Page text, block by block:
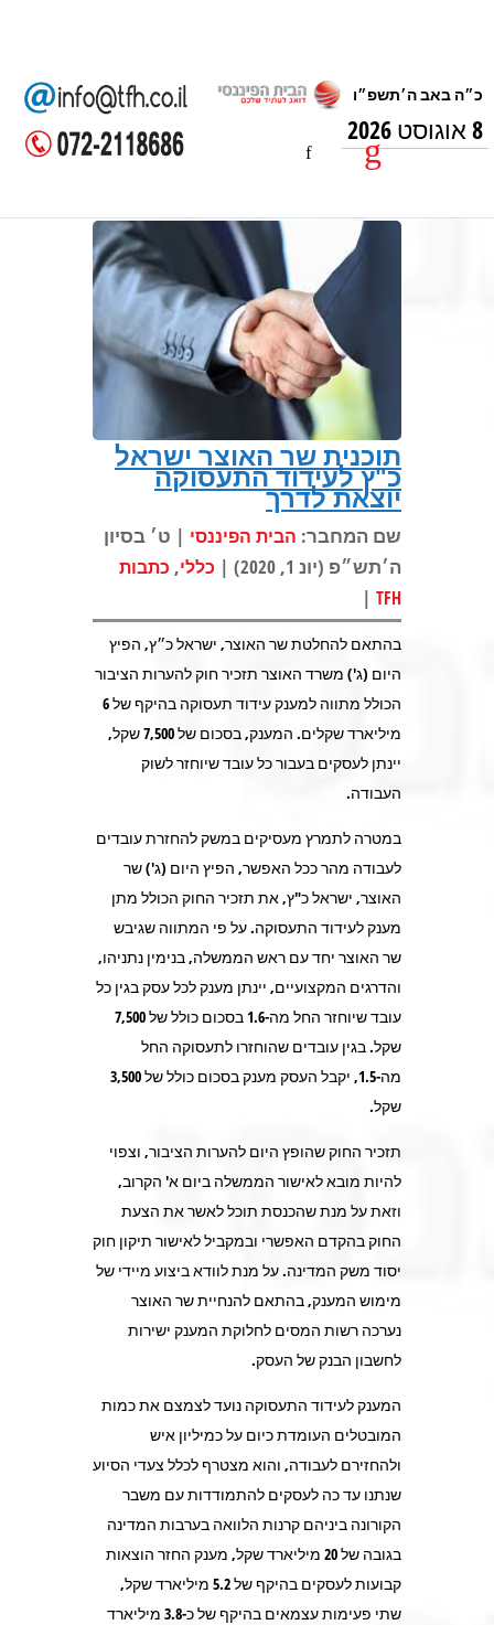
8 אוגוסט 2026
תוכנית שר האוצר ישראל
כ"ץ לעידוד התעסוקה
יוצאת לדרך
שם המחבר: הבית הפיננסי | ט׳ בסיון
ה׳תש״פ (יונ 1, 2020) |
כללי, כתבות
TFH
|
בהתאם להחלטת שר האוצר, ישראל כ״ץ, הפיץ
היום (ג') משרד האוצר תזכיר חוק להערות הציבור
הכולל מתווה למענק עידוד תעסוקה בהיקף של 6
מיליארד שקלים. המענק, בסכום של 7,500 שקל,
יינתן לעסקים בעבור כל עובד שיוחזר לשוק
העבודה.
במטרה לתמרץ מעסיקים במשק להחזרת עובדים
לעבודה מהר ככל האפשר, הפיץ היום (ג') שר
האוצר, ישראל כ"ץ, את תזכיר החוק הכולל מתן
מענק לעידוד התעסוקה. על פי המתווה שגיבש
שר האוצר יחד עם ראש הממשלה, בנימין נתניהו,
והדרגים המקצועיים, יינתן מענק לכל עסק בגין כל
עובד שיוחזר החל מה-1.6 בסכום כולל של 7,500
שקל. בגין עובדים שהוחזרו לתעסוקה החל
מה-1.5, יקבל העסק מענק בסכום כולל של 3,500
שקל.
תזכיר החוק שהופץ היום להערות הציבור, וצפוי
להיות מובא לאישור הממשלה ביום א' הקרוב,
וזאת על מנת שהכנסת תוכל לאשר את הצעת
החוק בהקדם האפשרי ובמקביל לאישור תיקון חוק
יסוד משק המדינה. על מנת לוודא ביצוע מיידי של
מימוש המענק, בהתאם להנחיית שר האוצר
נערכה רשות המסים לחלוקת המענק ישירות
לחשבון הבנק של העסק.
המענק לעידוד התעסוקה נועד לצמצם את כמות
המובטלים העומדת כיום על כמיליון איש
ולהחזירם לעבודה, והוא מצטרף לכלל צעדי הסיוע
שנתנו עד כה לעסקים להתמודדות עם משבר
הקורונה ביניהם קרנות הלוואה בערבות המדינה
בגובה של 20 מיליארד שקל, מענק החזר הוצאות
קבועות לעסקים בהיקף של 5.2 מיליארד שקל,
שתי פעימות עצמאים בהיקף של כ-3.8 מיליארד